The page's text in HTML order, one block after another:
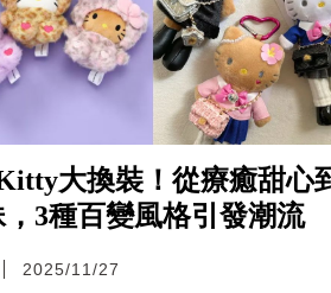
大換裝！從療癒甜心
3種百變風格引發潮流
2025/11/27